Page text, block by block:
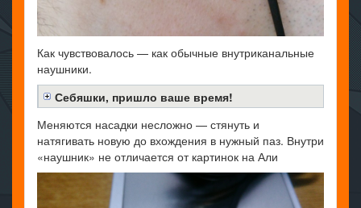
Как чувствовалось — как обычные внутриканальные
наушники.
Себяшки, пришло ваше время!
Меняются насадки несложно — стянуть и
натягивать новую до вхождения в нужный паз. Внутри
«наушник» не отличается от картинок на Али